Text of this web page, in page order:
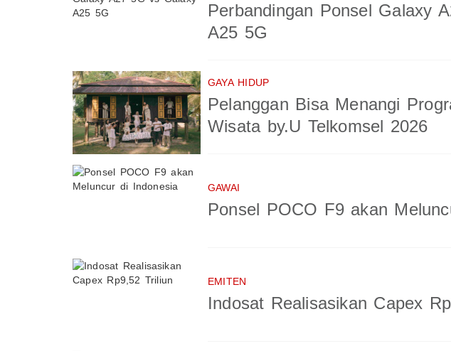
Perbandingan Ponsel Galaxy
A25 5G
GAYA HIDUP
Pelanggan Bisa Menangi
Wisata by.U Telkomsel 2026
GAWAI
Ponsel POCO F9 akan
EMITEN
Indosat Realisasikan Capex